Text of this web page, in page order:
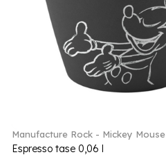
Manufacture Rock - Mickey Mouse
Espresso tase 0,06 l